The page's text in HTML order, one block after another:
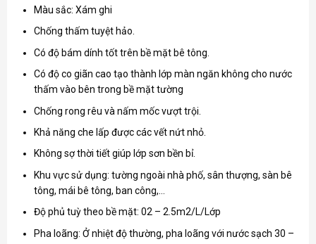
Màu sắc: Xám ghi
Chống thấm tuyệt hảo.
Có độ bám dính tốt trên bề mặt bê tông.
Có độ co giãn cao tạo thành lớp màn ngăn không cho nước
thấm vào bên trong bề mặt tường
Chống rong rêu và nấm mốc vượt trội.
Khả năng che lấp được các vết nứt nhỏ.
Không sợ thời tiết giúp lớp sơn bền bỉ.
Khu vực sử dụng: tường ngoài nhà phố, sân thượng, sàn bê
tông, mái bê tông, ban công,…
Độ phủ tuỳ theo bề mặt: 02 – 2.5m2/L/Lớp
Pha loãng: Ở nhiệt độ thường, pha loãng với nước sạch 30 –